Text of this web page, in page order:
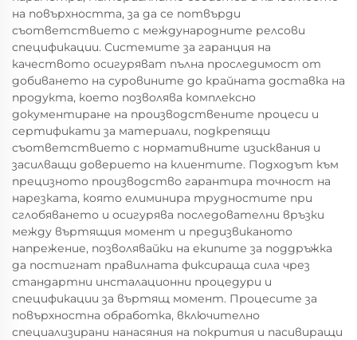
на повърхността, за да се потвърди
съответствието с международните релсови
спецификации. Системите за гаранция на
качеството осигуряват пълна проследимост от
добиването на суровините до крайната доставка на
продукта, което позволява комплексно
документиране на производствените процеси и
сертификати за материали, подкрепящи
съответствието с нормативните изисквания и
засилващи доверието на клиентите. Подходът към
прецизното производство гарантира точност на
нарезката, която елиминира трудностите при
сглобяването и осигурява последователни връзки
между въртящия момент и предизвиканото
напрежение, позволявайки на екипите за поддръжка
да постигнат правилната фиксираща сила чрез
стандартни инсталационни процедури и
спецификации за въртящ момент. Процесите за
повърхностна обработка, включително
специализирани нанасяния на покрития и пасивиращи